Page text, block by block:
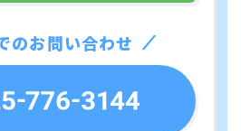
のお問い合わせ